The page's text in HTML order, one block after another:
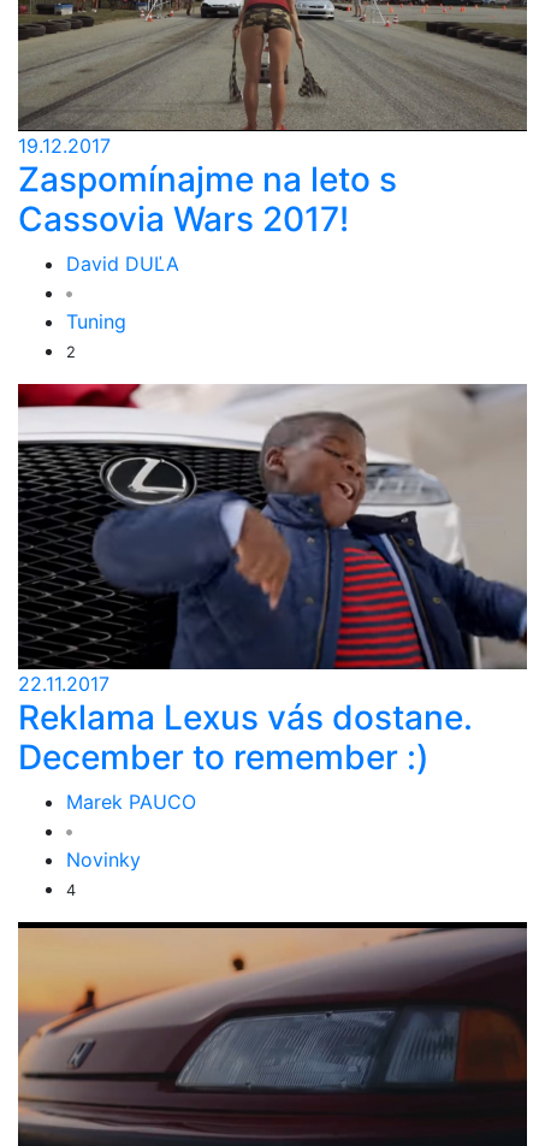
19.12.2017
Zaspomínajme na leto s
Cassovia Wars 2017!
David DUĽA
Tuning
2
22.11.2017
Reklama Lexus vás dostane.
December to remember :)
Marek PAUCO
Novinky
4